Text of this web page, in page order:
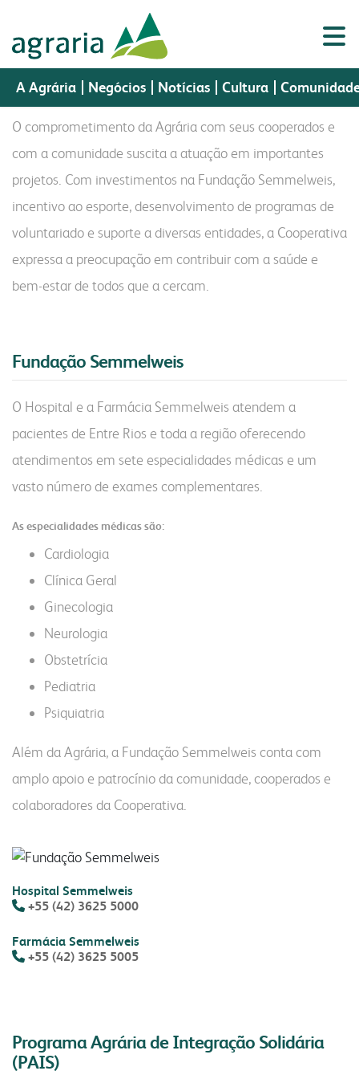
A Agrária Negócios Notícias Cultura
perfil
histórico
cooperados
pesquisa
laboratório
unidades
florestal
administração
sementes
nutrição animal
farinhas
grits e flakes
outros negócios
fundação cultural
comunidade
fundação semmelweis
integração solidária
esporte e lazer
nossa conduta
vídeo nossa conduta
programa nossa conduta
canal de conduta
seja fornecedor
gestão integrada
nossa cultura
portal do cooperado
assistência técnica
sementes
a agrária
indústria
a fapa
produtos
nutrição animal
produtos
vendas
biblioteca digital
congresso bovino
inicial
produtos
laudos
receitas
do campo ao copo
biblioteca digital
farinhas
uso profissional
laudos
portfólio resumido
produtos
contatos
bms
Webmail
Cooperado
Técnica
Colaborador
comunidade
O comprometimento da Agrária com seus cooperados e
com a comunidade suscita a atuação em importantes
projetos. Com investimentos na Fundação Semmelweis,
incentivo ao esporte, desenvolvimento de programas de
voluntariado e suporte a diversas entidades, a Cooperativa
expressa a preocupação em contribuir com a saúde e
bem-estar de todos que a cercam.
Fundação Semmelweis
O Hospital e a Farmácia Semmelweis atendem a
pacientes de Entre Rios e toda a região oferecendo
atendimentos em sete especialidades médicas e um
vasto número de exames complementares.
As especialidades médicas são:
Cardiologia
Clínica Geral
Ginecologia
Neurologia
Obstetrícia
Pediatria
Psiquiatria
Além da Agrária, a Fundação Semmelweis conta com
amplo apoio e patrocínio da comunidade, cooperados e
colaboradores da Cooperativa.
Hospital Semmelweis
+55 (42) 3625 5000
Farmácia Semmelweis
+55 (42) 3625 5005
Programa Agrária de Integração Solidária
(PAIS)